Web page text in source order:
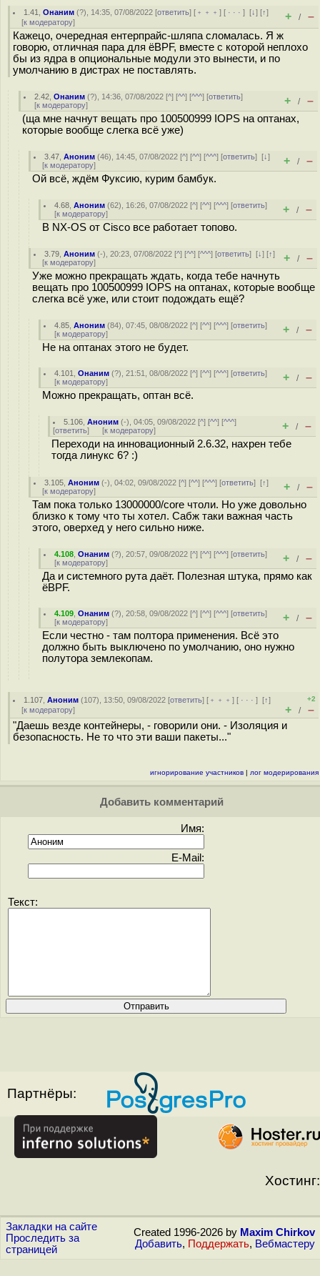
1.41 ,Онаним (?), 14:35, 07/08/2022 [ответить] [ ﹢﹢﹢] [ · · ·][↓] [↑]
[к модератору] + / –
Кажецо, очередная ентерпрайс-шляпа сломалась. Я ж
говорю, отличная пара для ёBPF, вместе с которой неплохо
бы из ядра в опциональные модули это вынести, и по
умолчанию в дистрах не поставлять.
2.42 ,Онаним (?), 14:36, 07/08/2022 [^] [^^] [^^^] [ответить]
[к модератору] + / –
(ща мне начнут вещать про 100500999 IOPS на оптанах,
которые вообще слегка всё уже)
3.47 ,Аноним (46), 14:45, 07/08/2022 [^] [^^] [^^^] [ответить][↓]
[к модератору] + / –
Ой всё, ждём Фуксию, курим бамбук.
4.68 ,Аноним (62), 16:26, 07/08/2022 [^] [^^] [^^^] [ответить]
[к модератору] + / –
В NX-OS от Cisco все работает топово.
3.79 ,Аноним (-), 20:23, 07/08/2022 [^] [^^] [^^^] [ответить][↓] [↑]
[к модератору] + / –
Уже можно прекращать ждать, когда тебе начнуть
вещать про 100500999 IOPS на оптанах, которые вообще
слегка всё уже, или стоит подождать ещё?
4.85 ,Аноним (84), 07:45, 08/08/2022 [^] [^^] [^^^] [ответить]
[к модератору] + / –
Не на оптанах этого не будет.
4.101 ,Онаним (?), 21:51, 08/08/2022 [^] [^^] [^^^] [ответить]
[к модератору] + / –
Можно прекращать, оптан всё.
5.106 ,Аноним (-), 04:05, 09/08/2022 [^] [^^] [^^^]
[ответить] [к модератору] + / –
Переходи на инновационный 2.6.32, нахрен тебе
тогда линукс 6? :)
3.105 ,Аноним (-), 04:02, 09/08/2022 [^] [^^] [^^^] [ответить][↑]
[к модератору] + / –
Там пока только 13000000/core чтоли. Но уже довольно
близко к тому что ты хотел. Сабж таки важная часть
этого, оверхед у него сильно ниже.
4.108 ,Онаним (?), 20:57, 09/08/2022 [^] [^^] [^^^] [ответить]
[к модератору] + / –
Да и системного рута даёт. Полезная штука, прямо как
ёBPF.
4.109 ,Онаним (?), 20:58, 09/08/2022 [^] [^^] [^^^] [ответить]
[к модератору] + / –
Если честно - там полтора применения. Всё это
должно быть выключено по умолчанию, оно нужно
полутора землекопам.
1.107 ,Аноним (107), 13:50, 09/08/2022 [ответить] [ ﹢﹢﹢] [ · · ·][↑]
[к модератору]
+2
+ / –
"Даешь везде контейнеры, - говорили они. - Изоляция и
безопасность. Не то что эти ваши пакеты..."
игнорирование участников | лог модерирования
Добавить комментарий
Имя:
E-Mail:
Текст:
Партнёры:
Хостинг:
Закладки на сайте
Проследить за
страницей
Created 1996-2026 by Maxim Chirkov
Добавить, Поддержать, Вебмастеру